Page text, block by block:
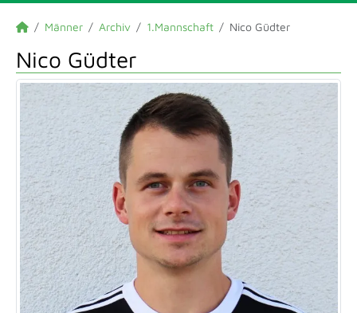
Männer Archiv 1.Mannschaft Nico Güdter
Nico Güdter